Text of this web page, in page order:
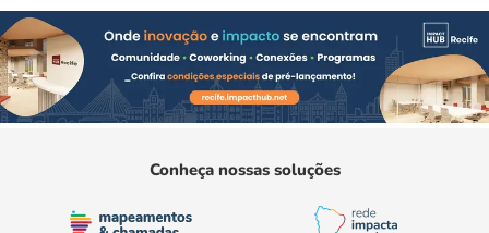
Conheça nossas soluções